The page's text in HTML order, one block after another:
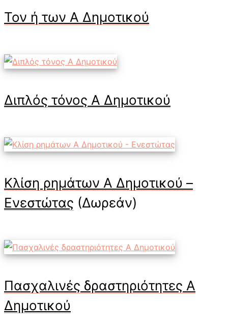
Τον ή των Α Δημοτικού
Διπλός τόνος Α Δημοτικού
Κλίση ρημάτων Α Δημοτικού –
Ενεστώτας (Δωρεάν)
Πασχαλινές δραστηριότητες Α
Δημοτικού